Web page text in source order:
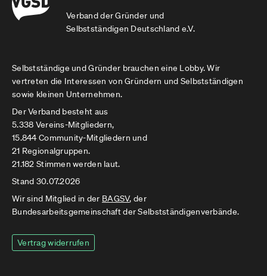
Verband der Gründer und
Selbstständigen Deutschland e.V.
Selbstständige und Gründer brauchen eine Lobby. Wir
vertreten die Interessen von Gründern und Selbstständigen
sowie kleinen Unternehmen.
Der Verband besteht aus
5.338 Vereins-Mitgliedern,
15.844 Community-Mitgliedern und
21 Regionalgruppen.
21.182 Stimmen werden laut.
Stand 30.07.2026
Wir sind Mitglied in der BAGSV, der
Bundesarbeitsgemeinschaft der Selbstständigenverbände.
Vertrag widerrufen